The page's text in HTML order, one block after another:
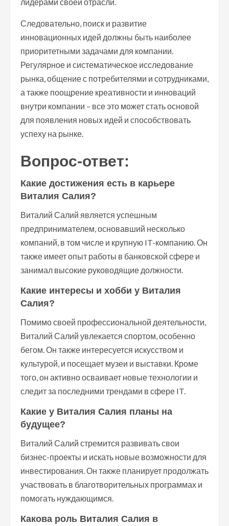
Следовательно, поиск и развитие
инновационных идей должны быть наиболее
приоритетными задачами для компании.
Регулярное и систематическое исследование
рынка, общение с потребителями и сотрудниками,
а также поощрение креативности и инноваций
внутри компании – все это может стать основой
для появления новых идей и способствовать
успеху на рынке.
Вопрос-ответ:
Какие достижения есть в карьере
Виталия Салия?
Виталий Салий является успешным
предпринимателем, основавший несколько
компаний, в том числе и крупную IT-компанию. Он
также имеет опыт работы в банковской сфере и
занимал высокие руководящие должности.
Какие интересы и хобби у Виталия
Салия?
Помимо своей профессиональной деятельности,
Виталий Салий увлекается спортом, особенно
бегом. Он также интересуется искусством и
культурой, и посещает музеи и выставки. Кроме
того, он активно осваивает новые технологии и
следит за последними трендами в сфере IT.
Какие у Виталия Салия планы на
будущее?
Виталий Салий стремится развивать свои
бизнес-проекты и искать новые возможности для
инвестирования. Он также планирует продолжать
участвовать в благотворительных программах и
помогать нуждающимся.
Какова роль Виталия Салия в